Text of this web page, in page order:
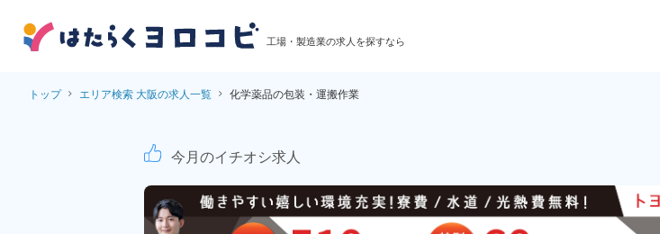
工場・製造業の求人を探すなら
トップ エリア検索 大阪の求人一覧 化学薬品の包装・運搬作業
【フォークリフト免許をお持ちの方大
今月のイチオシ求人